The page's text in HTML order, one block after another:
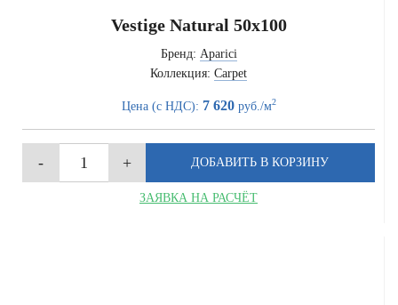
Vestige Natural 50x100
Бренд: Aparici
Коллекция: Carpet
Цена (с НДС): 7 620руб./м2
ЗАЯВКА НА РАСЧЁТ